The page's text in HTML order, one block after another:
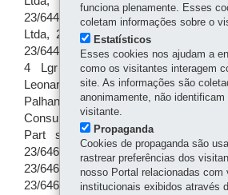
funciona plenamente. Esses
coletam informações sobre o
Estatísticos
Esses cookies nos ajudam a
como os visitantes interagem
site. As informações são
anonimamente, não identificam
visitante.
Propaganda
Cookies de propaganda são
rastrear preferências dos
nosso Portal relacionadas com
institucionais exibidos através